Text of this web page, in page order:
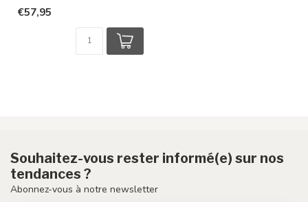
€57,95
Souhaitez-vous rester informé(e) sur nos
tendances ?
Abonnez-vous à notre newsletter